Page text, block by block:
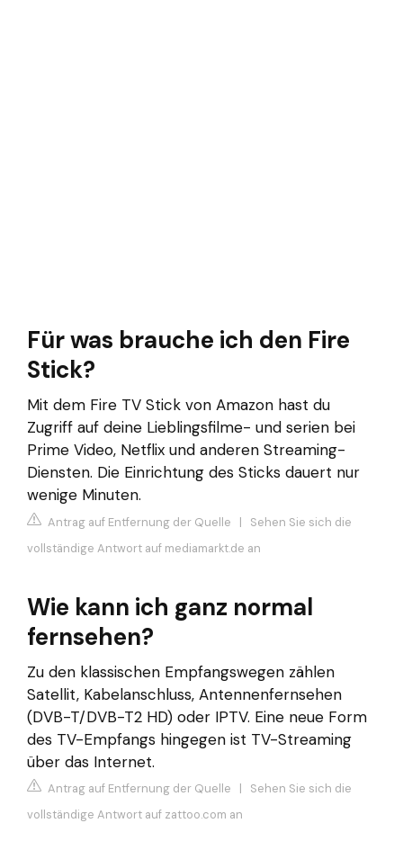
Für was brauche ich den Fire
Stick?
Mit dem Fire TV Stick von Amazon hast du
Zugriff auf deine Lieblingsfilme- und serien bei
Prime Video, Netflix und anderen Streaming-
Diensten. Die Einrichtung des Sticks dauert nur
wenige Minuten.
Antrag auf Entfernung der Quelle | Sehen Sie sich die
vollständige Antwort auf mediamarkt.de an
Wie kann ich ganz normal
fernsehen?
Zu den klassischen Empfangswegen zählen
Satellit, Kabelanschluss, Antennenfernsehen
(DVB-T/DVB-T2 HD) oder IPTV. Eine neue Form
des TV-Empfangs hingegen ist TV-Streaming
über das Internet.
Antrag auf Entfernung der Quelle | Sehen Sie sich die
vollständige Antwort auf zattoo.com an